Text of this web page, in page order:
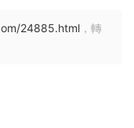
24885.html ，轉